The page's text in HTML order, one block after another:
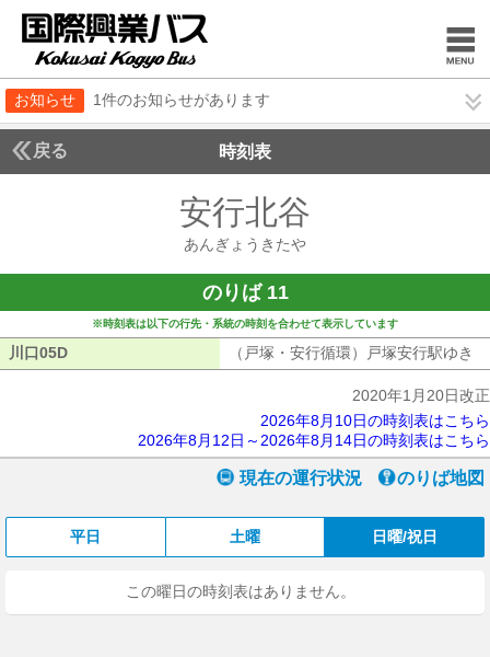
お知らせ 1件のお知らせがあります
戻る 時刻表
安行北谷
あんぎょうきたや
のりば 11
※時刻表は以下の行先・系統の時刻を合わせて表示しています
川口05D （戸塚・安行循環）戸塚安行駅ゆき
2020年1月20日改正
2026年8月10日の時刻表はこちら
2026年8月12日～2026年8月14日の時刻表はこちら
現在の運行状況 のりば地図
平日 土曜 日曜/祝日
この曜日の時刻表はありません。